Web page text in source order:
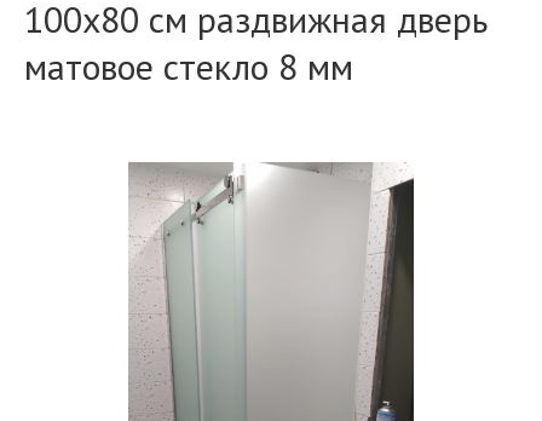
100x80 см раздвижная дверь
матовое стекло 8 мм